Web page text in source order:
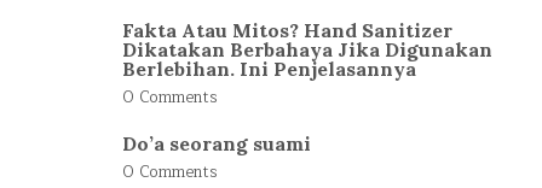
Fakta Atau Mitos? Hand Sanitizer
Dikatakan Berbahaya Jika Digunakan
Berlebihan. Ini Penjelasannya
0 Comments
Do’a seorang suami
0 Comments